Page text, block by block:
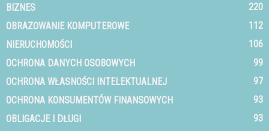
BIZNES
220
OBRAZOWANIE KOMPUTEROWE
112
NIERUCHOMOŚCI
106
OCHRONA DANYCH OSOBOWYCH
99
OCHRONA WŁASNOŚCI INTELEKTUALNEJ
97
OCHRONA KONSUMENTÓW FINANSOWYCH
93
OBLIGACJE I DŁUGI
93